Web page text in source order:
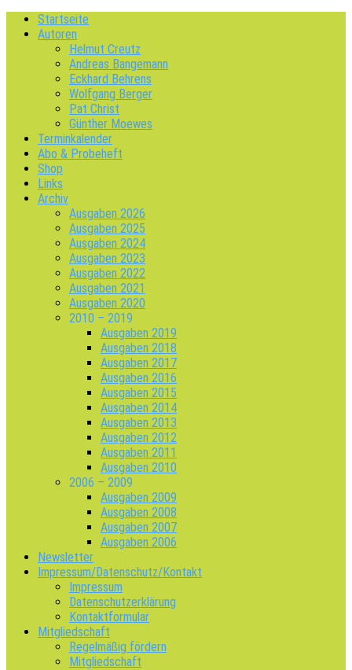
Startseite
Autoren
Helmut Creutz
Andreas Bangemann
Eckhard Behrens
Wolfgang Berger
Pat Christ
Günther Moewes
Terminkalender
Abo & Probeheft
Shop
Links
Archiv
Ausgaben 2026
Ausgaben 2025
Ausgaben 2024
Ausgaben 2023
Ausgaben 2022
Ausgaben 2021
Ausgaben 2020
2010 – 2019
Ausgaben 2019
Ausgaben 2018
Ausgaben 2017
Ausgaben 2016
Ausgaben 2015
Ausgaben 2014
Ausgaben 2013
Ausgaben 2012
Ausgaben 2011
Ausgaben 2010
2006 – 2009
Ausgaben 2009
Ausgaben 2008
Ausgaben 2007
Ausgaben 2006
Newsletter
Impressum/Datenschutz/Kontakt
Impressum
Datenschutzerklärung
Kontaktformular
Mitgliedschaft
Regelmäßig fördern
Mitgliedschaft